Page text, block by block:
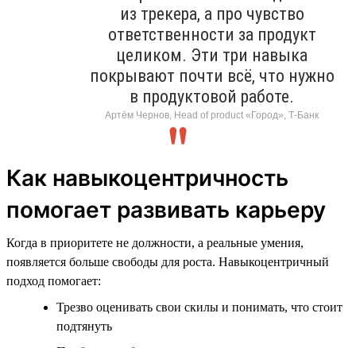
из трекера, а про чувство
ответственности за продукт
целиком. Эти три навыка
покрывают почти всё, что нужно
в продуктовой работе.
Артём Чернов, Head of product «Город», Т-Банк
Как навыкоцентричность
помогает развивать карьеру
Когда в приоритете не должности, а реальные умения,
появляется больше свободы для роста. Навыкоцентричный
подход помогает:
Трезво оценивать свои скилы и понимать, что стоит
подтянуть